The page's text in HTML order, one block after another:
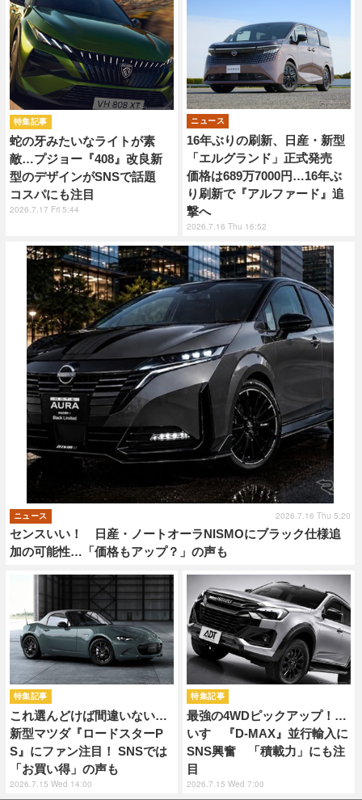
蛇の牙みたいなライトが素
敵…プジョー『408』改良新
型のデザインがSNSで話題
コスパにも注目
特集記事
2026.7.17 Fri 5:44
16年ぶりの刷新、日産・新型
「エルグランド」正式発売
価格は689万7000円…16年ぶ
り刷新で『アルファード』追
撃へ
ニュース
2026.7.16 Thu 16:52
センスいい！ 日産・ノートオーラNISMOにブラック仕様追
加の可能性…「価格もアップ？」の声も
ニュース 2026.7.16 Thu 5:20
これ選んどけば間違いない…
新型マツダ『ロードスターP
S』にファン注目！ SNSでは
「お買い得」の声も
特集記事
2026.7.15 Wed 14:00
最強の4WDピックアップ！…
いすゞ『D-MAX』並行輸入に
SNS興奮 「積載力」にも注
目
特集記事
2026.7.15 Wed 7:00